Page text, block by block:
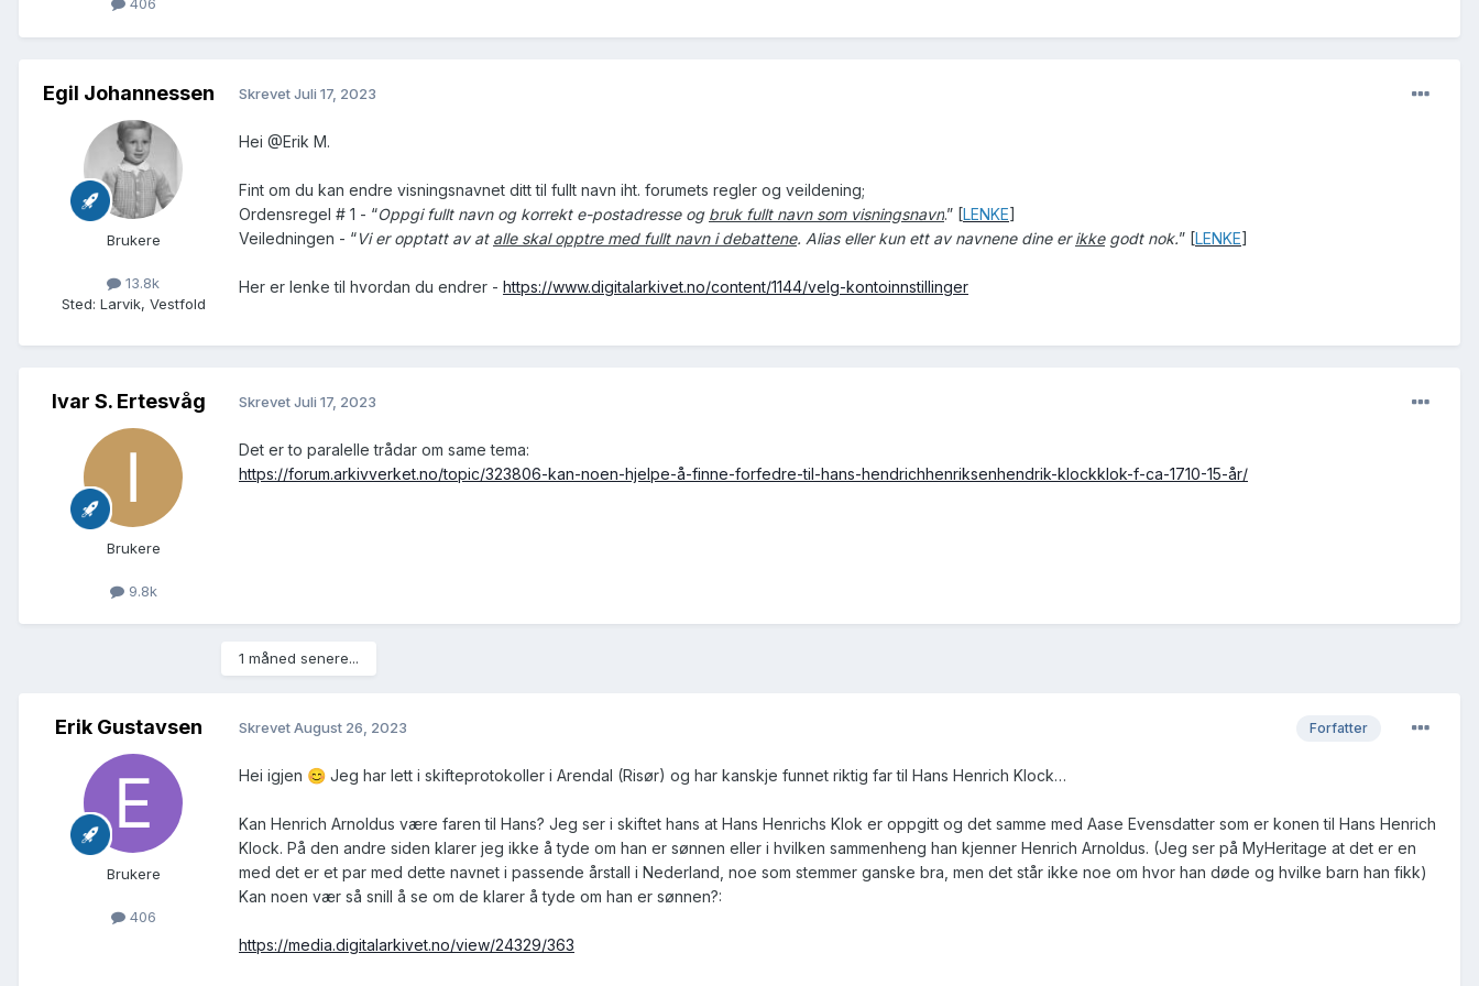
406
Egil Johannessen
Brukere
13.8k
Sted: Larvik, Vestfold
SkrevetJuli 17, 2023
Hei @Erik M.
Fint om du kan endre visningsnavnet ditt til fullt navn iht. forumets regler og veildening;
Ordensregel # 1 - “Oppgi fullt navn og korrekt e-postadresse og bruk fullt navn som visningsnavn.” [LENKE]
Veiledningen - “Vi er opptatt av at alle skal opptre med fullt navn i debattene. Alias eller kun ett av navnene dine er ikke godt nok.” [LENKE]
Her er lenke til hvordan du endrer - https://www.digitalarkivet.no/content/1144/velg-kontoinnstillinger
Ivar S. Ertesvåg
Brukere
9.8k
SkrevetJuli 17, 2023
Det er to paralelle trådar om same tema:
https://forum.arkivverket.no/topic/323806-kan-noen-hjelpe-å-finne-forfedre-til-hans-hendrichhenriksenhendrik-klockklok-f-ca-1710-15-år/
1 måned senere...
Erik Gustavsen
Brukere
406
Forfatter
SkrevetAugust 26, 2023
Hei igjen 😊 Jeg har lett i skifteprotokoller i Arendal (Risør) og har kanskje funnet riktig far til Hans Henrich Klock…
Kan Henrich Arnoldus være faren til Hans? Jeg ser i skiftet hans at Hans Henrichs Klok er oppgitt og det samme med Aase Evensdatter som er konen til Hans Henrich
Klock. På den andre siden klarer jeg ikke å tyde om han er sønnen eller i hvilken sammenheng han kjenner Henrich Arnoldus. (Jeg ser på MyHeritage at det er en
med det er et par med dette navnet i passende årstall i Nederland, noe som stemmer ganske bra, men det står ikke noe om hvor han døde og hvilke barn han fikk)
Kan noen vær så snill å se om de klarer å tyde om han er sønnen?:
https://media.digitalarkivet.no/view/24329/363